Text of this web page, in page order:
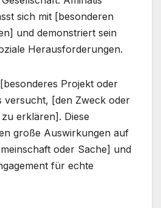
sich mit [besonderen
und demonstriert sein
Herausforderungen.
Projekt oder
versucht, [den Zweck oder
erklären]. Diese
große Auswirkungen auf
oder Sache] und
für echte